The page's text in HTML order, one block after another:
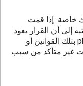
خاصة. إذا قمت
إلى أن القرار يعود
إلى مدير المنتدى ولا علاقة لمجموعة phpBB بتلك القوانين أو
غير متأكد من سبب